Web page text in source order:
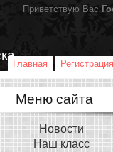
Приветствую Вас
Главная Регистрация
Меню сайта
Новости
Наш класс